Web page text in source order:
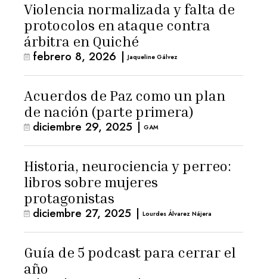
Violencia normalizada y falta de
protocolos en ataque contra
árbitra en Quiché
febrero 8, 2026 | Jaqueline Gálvez
Acuerdos de Paz como un plan
de nación (parte primera)
diciembre 29, 2025 | GAM
Historia, neurociencia y perreo:
libros sobre mujeres
protagonistas
diciembre 27, 2025 | Lourdes Álvarez Nájera
Guía de 5 podcast para cerrar el
año